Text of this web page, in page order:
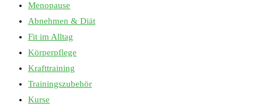
Menopause
Abnehmen & Diät
Fit im Alltag
Körperpflege
Krafttraining
Trainingszubehör
Kurse